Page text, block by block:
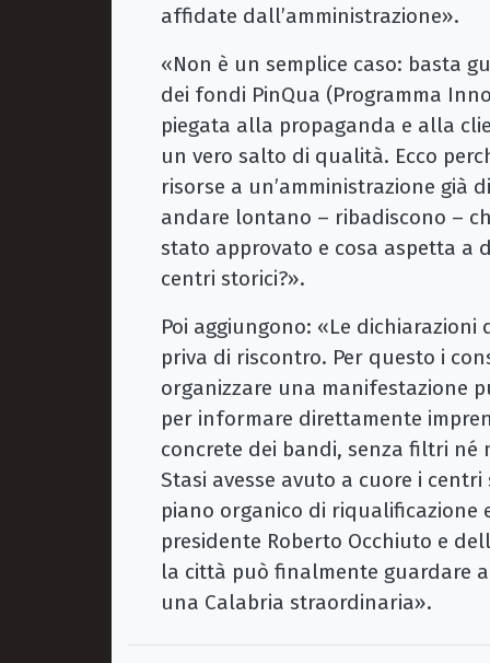
affidate dall’amministrazione».
«Non è un semplice caso: basta
dei fondi PinQua (Programma
piegata alla propaganda e alla
un vero salto di qualità. Ecco
risorse a un’amministrazione già
andare lontano – ribadiscono –
stato approvato e cosa aspetta a
centri storici?».
Poi aggiungono: «Le
priva di riscontro. Per questo i
organizzare una manifestazione
per informare direttamente
concrete dei bandi, senza filtri né
Stasi avesse avuto a cuore i
piano organico di riqualificazione
presidente Roberto Occhiuto e
la città può finalmente guardare
una Calabria straordinaria».